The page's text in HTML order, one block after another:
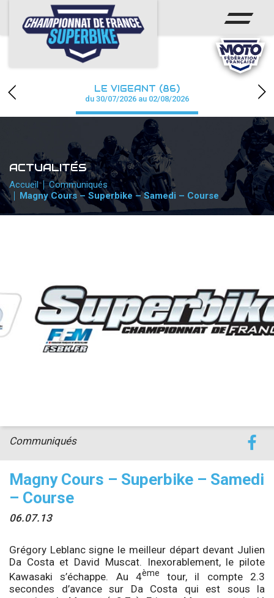
ACCUEIL
CHAMPIONNAT
CALENDRIER
PHOTOS / WEB TV
PARTENAIRES
PRESSE
LE VIGEANT (86)
du 30/07/2026 au 02/08/2026
ACTUALITÉS
Accueil
Communiqués
Magny Cours – Superbike – Samedi – Course
Magny Cours – Superbike – Samedi
– Course
06.07.13
Communiqués
Grégory Leblanc signe le meilleur départ devant Julien
Da Costa et David Muscat. Inexorablement, le pilote
Kawasaki s’échappe. Au 4ème
tour, il compte 2.3
secondes d’avance sur Da Costa qui est sous la